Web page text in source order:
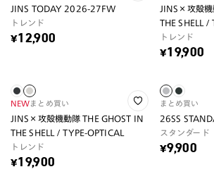
JINS TODAY 2026-27FW
トレンド
¥12,900
JINS×攻殻機
THE SHELL /
トレンド
¥19,900
NEWまとめ買い
JINS×攻殻機動隊 THE GHOST IN
THE SHELL / TYPE-OPTICAL
トレンド
¥19,900
まとめ買い
26SS
スタンダード
¥9,900